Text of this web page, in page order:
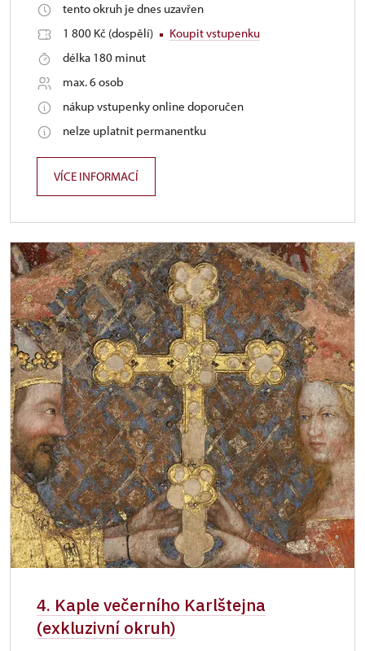
tento okruh je dnes uzavřen
1 800 Kč (dospělí)
Koupit vstupenku
délka 180 minut
max. 6 osob
nákup vstupenky online doporučen
nelze uplatnit permanentku
VÍCE INFORMACÍ
4. Kaple večerního Karlštejna
(exkluzivní okruh)